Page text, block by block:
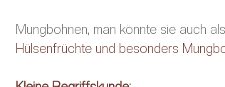
Mungbohnen, man könnte sie auch
Hülsenfrüchte und besonders